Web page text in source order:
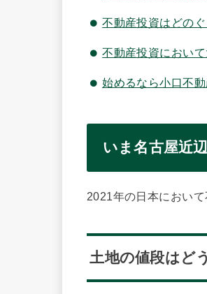
不動産投資はどの
不動産投資におい
始めるなら小口不
いま名古屋近
2021年の日本におい
土地の値段はど